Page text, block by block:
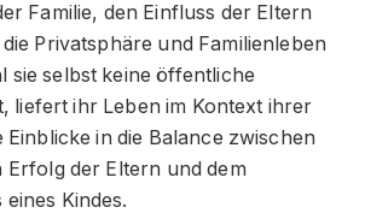
Familie, den Einfluss der Eltern
Privatsphäre und Familienleben
sie selbst keine öffentliche
liefert ihr Leben im Kontext ihrer
Einblicke in die Balance zwischen
der Eltern und dem
Kindes.